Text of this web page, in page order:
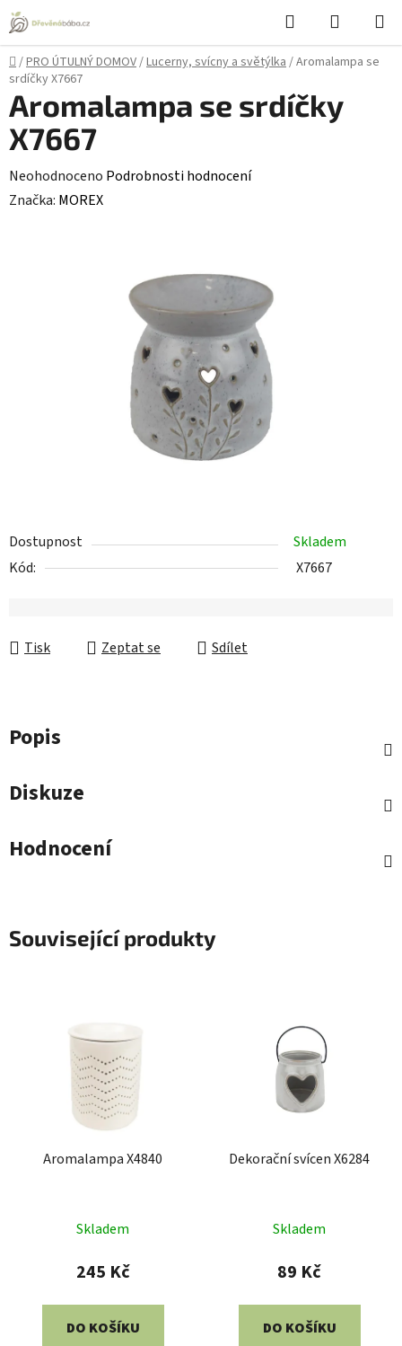
Přejít
na
obsah
Hledat
KOŠÍK
Domů
/PRO ÚTULNÝ DOMOV/Lucerny, svícny a světýlka/Aromalampa se
srdíčky X7667
Dostupnost
Skladem
Kód:
X7667
Tisk Zeptat se Sdílet
Aromalampa se srdíčky
X7667
Průměrné
hodnocení
Neohodnoceno Podrobnosti hodnocení
Značka: MOREX
Popis
Diskuze
Hodnocení
Související produkty
Aromalampa X4840
Skladem
245 Kč
DO KOŠÍKU
Dekorační svícen X6284
Skladem
89 Kč
DO KOŠÍKU